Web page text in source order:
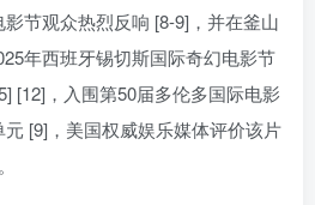
节观众热烈反响 [8-9]，并在釜山
年西班牙锡切斯国际奇幻电影节
[12]，入围第50届多伦多国际电影
[9]，美国权威娱乐媒体评价该片